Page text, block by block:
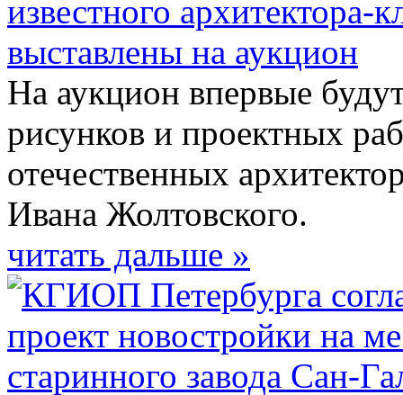
известного архитектора-
выставлены на аукцион
На аукцион впервые
рисунков и проектных
отечественных
Ивана Жолтовского.
читать дальше »